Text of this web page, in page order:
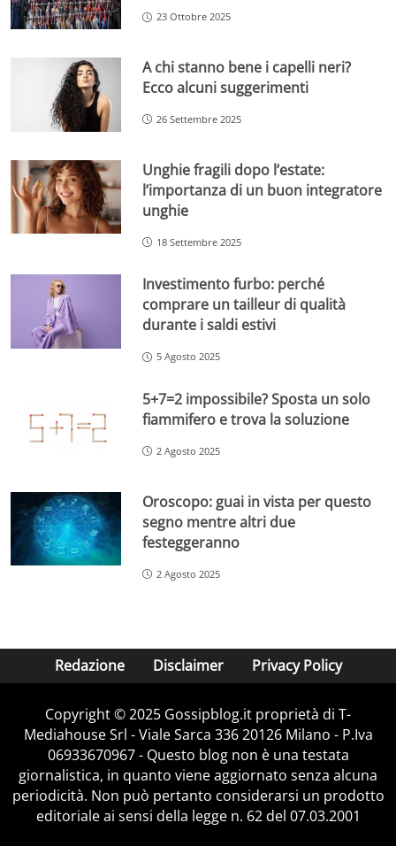
23 Ottobre 2025
A chi stanno bene i capelli neri?
Ecco alcuni suggerimenti
26 Settembre 2025
Unghie fragili dopo l’estate:
l’importanza di un buon integratore
unghie
18 Settembre 2025
Investimento furbo: perché
comprare un tailleur di qualità
durante i saldi estivi
5 Agosto 2025
5+7=2 impossibile? Sposta un solo
fiammifero e trova la soluzione
2 Agosto 2025
Oroscopo: guai in vista per questo
segno mentre altri due
festeggeranno
2 Agosto 2025
Redazione Disclaimer Privacy Policy
Copyright © 2025 Gossipblog.it proprietà di T-
Mediahouse Srl - Viale Sarca 336 20126 Milano - P.Iva
06933670967 - Questo blog non è una testata
giornalistica, in quanto viene aggiornato senza alcuna
periodicità. Non può pertanto considerarsi un prodotto
editoriale ai sensi della legge n. 62 del 07.03.2001